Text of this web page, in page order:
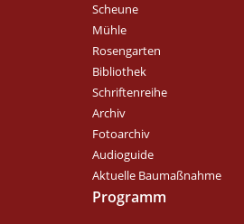
Scheune
Mühle
Rosengarten
Bibliothek
Schriftenreihe
Archiv
Fotoarchiv
Audioguide
Aktuelle Baumaßnahme
Programm